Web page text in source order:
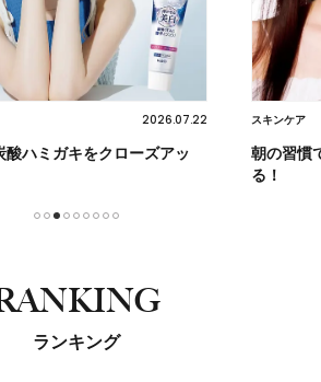
2026.07.22
酸ハミガキをクローズアッ
スキンケア
朝の習慣
る！
ランキング